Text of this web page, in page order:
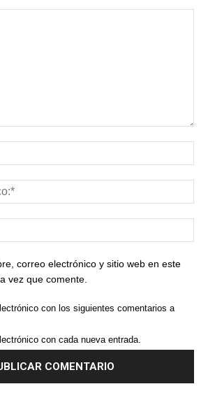
correo electrónico y sitio web en este
vez que comente.
con los siguientes comentarios a
con cada nueva entrada.